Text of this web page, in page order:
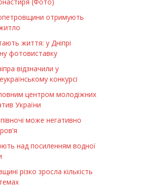
отримують
життя: у Дніпрі
фотовиставку
відзначили у
конкурсі
центром молодіжних
України
може негативно
над посиленням водної
різко зросла кількість